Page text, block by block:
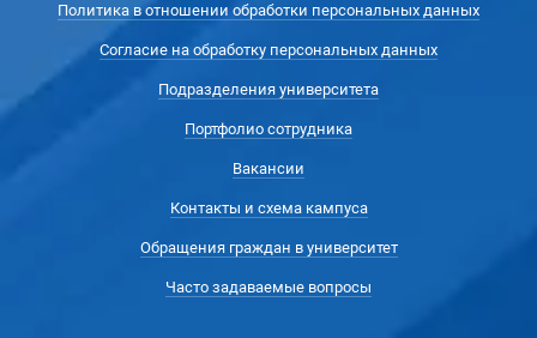
Политика в отношении обработки персональных данных
Согласие на обработку персональных данных
Подразделения университета
Портфолио сотрудника
Вакансии
Контакты и схема кампуса
Обращения граждан в университет
Часто задаваемые вопросы